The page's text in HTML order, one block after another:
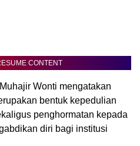
CONTENT
Wonti mengatakan
bentuk kepedulian
penghormatan kepada
diri bagi institusi